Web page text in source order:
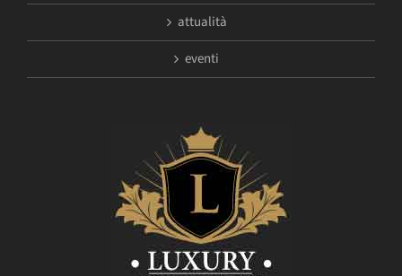
attualità
eventi